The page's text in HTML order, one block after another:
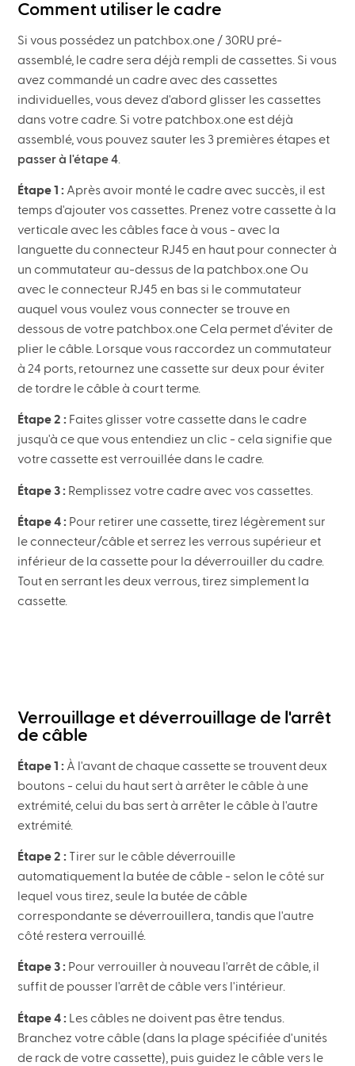
Comment utiliser le cadre
Si vous possédez un patchbox.one / 30RU pré-
assemblé, le cadre sera déjà rempli de cassettes. Si vous
avez commandé un cadre avec des cassettes
individuelles, vous devez d'abord glisser les cassettes
dans votre cadre. Si votre patchbox.one est déjà
assemblé, vous pouvez sauter les 3 premières étapes et
passer à l'étape 4
Étape 1 : Après avoir monté le cadre avec succès, il est
temps d'ajouter vos cassettes. Prenez votre cassette à la
verticale avec les câbles face à vous - avec la
languette du connecteur RJ45 en haut pour connecter à
un commutateur au-dessus de la patchbox.one Ou
avec le connecteur RJ45 en bas si le commutateur
auquel vous voulez vous connecter se trouve en
dessous de votre patchbox.one Cela permet d'éviter de
plier le câble. Lorsque vous raccordez un commutateur
à 24 ports, retournez une cassette sur deux pour éviter
de tordre le câble à court terme.
Étape 2 : Faites glisser votre cassette dans le cadre
jusqu'à ce que vous entendiez un clic - cela signifie que
votre cassette est verrouillée dans le cadre.
Étape 3 : Remplissez votre cadre avec vos cassettes.
Étape 4 : Pour retirer une cassette, tirez légèrement sur
le connecteur/câble et serrez les verrous supérieur et
inférieur de la cassette pour la déverrouiller du cadre.
Tout en serrant les deux verrous, tirez simplement la
cassette.
Verrouillage et déverrouillage de l'arrêt
de câble
Étape 1 : À l'avant de chaque cassette se trouvent deux
boutons - celui du haut sert à arrêter le câble à une
extrémité, celui du bas sert à arrêter le câble à l'autre
extrémité.
Étape 2 : Tirer sur le câble déverrouille
automatiquement la butée de câble - selon le côté sur
lequel vous tirez, seule la butée de câble
correspondante se déverrouillera, tandis que l'autre
côté restera verrouillé.
Étape 3 : Pour verrouiller à nouveau l'arrêt de câble, il
suffit de pousser l'arrêt de câble vers l'intérieur.
Étape 4 :
Les câbles ne doivent pas être tendus.
Branchez votre câble (dans la plage spécifiée d'unités
de rack de votre cassette), puis guidez le câble vers le